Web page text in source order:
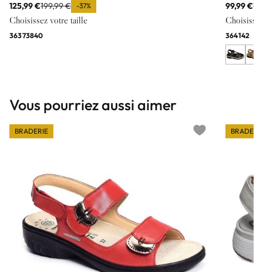
125,99 €199,99 € -37%
Choisissez votre taille
36373840
99,99 €
364142
Vous pourriez aussi aimer
BRADERIE